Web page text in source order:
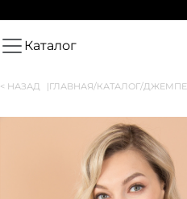
Каталог
< НАЗАД |ГЛАВНАЯ/КАТАЛОГ/